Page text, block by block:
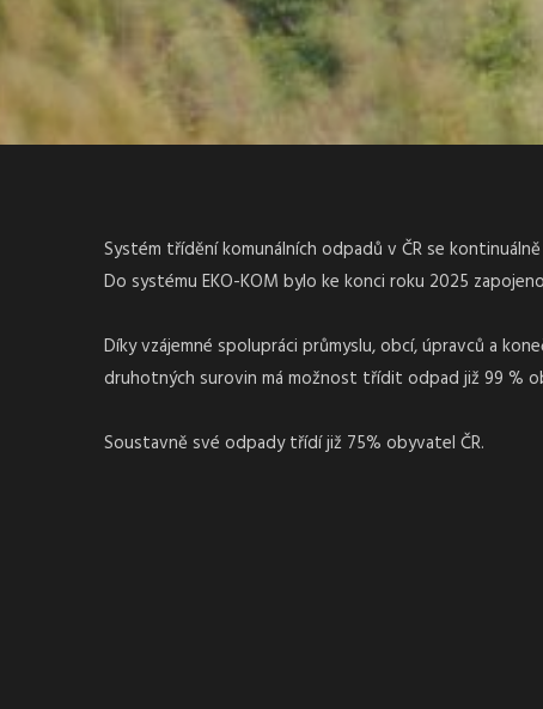
Systém třídění komunálních odpadů v ČR se
Do systému EKO-KOM bylo ke konci roku 2025
Díky vzájemné spolupráci průmyslu, obcí, úpravců a
druhotných surovin má možnost třídit odpad již 99 %
Soustavně své odpady třídí již 75% obyvatel ČR.